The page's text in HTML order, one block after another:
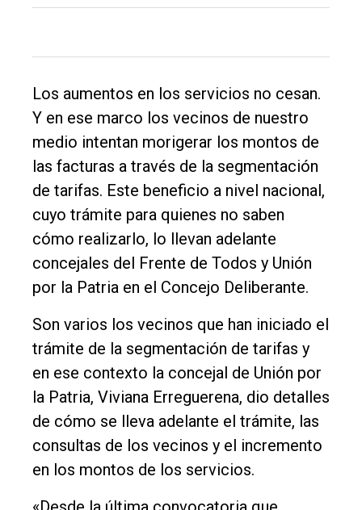
El
único
DIARIO
Balcarce
Inicio
Los aumentos en los servicios no cesan.
Y en ese marco los vecinos de nuestro
medio intentan morigerar los montos de
las facturas a través de la segmentación
de tarifas. Este beneficio a nivel nacional,
cuyo trámite para quienes no saben
cómo realizarlo, lo llevan adelante
concejales del Frente de Todos y Unión
por la Patria en el Concejo Deliberante.
Son varios los vecinos que han iniciado el
trámite de la segmentación de tarifas y
en ese contexto la concejal de Unión por
la Patria, Viviana Erreguerena, dio detalles
de cómo se lleva adelante el trámite, las
consultas de los vecinos y el incremento
en los montos de los servicios.